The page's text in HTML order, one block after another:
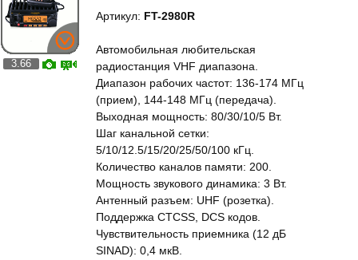
3.66
Артикул: FT-2980R
Автомобильная любительская
радиостанция VHF диапазона.
Диапазон рабочих частот: 136-174 МГц
(прием), 144-148 МГц (передача).
Выходная мощность: 80/30/10/5 Вт.
Шаг канальной сетки:
5/10/12.5/15/20/25/50/100 кГц.
Количество каналов памяти: 200.
Мощность звукового динамика: 3 Вт.
Антенный разъем: UHF (розетка).
Поддержка CTCSS, DCS кодов.
Чувствительность приемника (12 дБ
SINAD): 0,4 мкВ.